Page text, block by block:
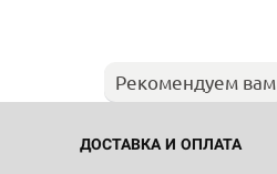
Рекомендуем вам
ДОСТАВКА И ОПЛАТА